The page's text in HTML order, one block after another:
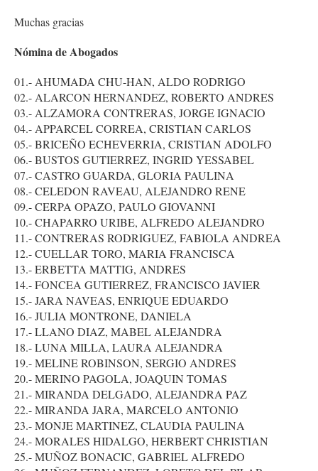
Muchas gracias
Nómina de Abogados
01.- AHUMADA CHU-HAN, ALDO RODRIGO
02.- ALARCON HERNANDEZ, ROBERTO ANDRES
03.- ALZAMORA CONTRERAS, JORGE IGNACIO
04.- APPARCEL CORREA, CRISTIAN CARLOS
05.- BRICEÑO ECHEVERRIA, CRISTIAN ADOLFO
06.- BUSTOS GUTIERREZ, INGRID YESSABEL
07.- CASTRO GUARDA, GLORIA PAULINA
08.- CELEDON RAVEAU, ALEJANDRO RENE
09.- CERPA OPAZO, PAULO GIOVANNI
10.- CHAPARRO URIBE, ALFREDO ALEJANDRO
11.- CONTRERAS RODRIGUEZ, FABIOLA ANDREA
12.- CUELLAR TORO, MARIA FRANCISCA
13.- ERBETTA MATTIG, ANDRES
14.- FONCEA GUTIERREZ, FRANCISCO JAVIER
15.- JARA NAVEAS, ENRIQUE EDUARDO
16.- JULIA MONTRONE, DANIELA
17.- LLANO DIAZ, MABEL ALEJANDRA
18.- LUNA MILLA, LAURA ALEJANDRA
19.- MELINE ROBINSON, SERGIO ANDRES
20.- MERINO PAGOLA, JOAQUIN TOMAS
21.- MIRANDA DELGADO, ALEJANDRA PAZ
22.- MIRANDA JARA, MARCELO ANTONIO
23.- MONJE MARTINEZ, CLAUDIA PAULINA
24.- MORALES HIDALGO, HERBERT CHRISTIAN
25.- MUÑOZ BONACIC, GABRIEL ALFREDO